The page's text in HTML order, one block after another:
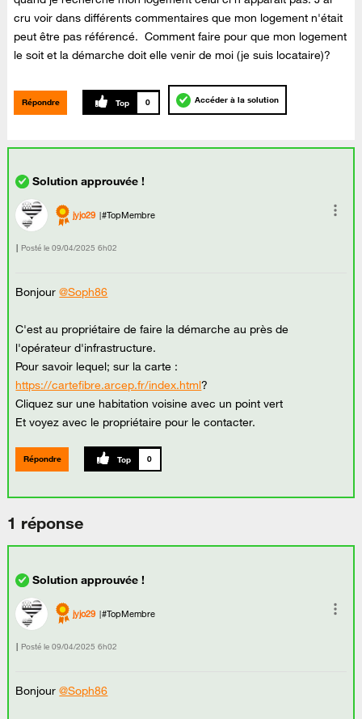
cru voir dans différents commentaires que mon logement n'était
peut être pas référencé. Comment faire pour que mon logement
le soit et la démarche doit elle venir de moi (je suis locataire)?
Répondre 0 Accéder à la solution
jyjo29 #TopMembre
Posté le ‎09/04/2025 6h02
Bonjour@Soph86
C'est au propriétaire de faire la démarche au près de
l'opérateur d'infrastructure.
Pour savoir lequel; sur la carte :
https://cartefibre.arcep.fr/index.html?
Cliquez sur une habitation voisine avec un point vert
Et voyez avec le propriétaire pour le contacter.
Répondre 0
1 réponse
jyjo29 #TopMembre
Posté le ‎09/04/2025 6h02
Bonjour@Soph86